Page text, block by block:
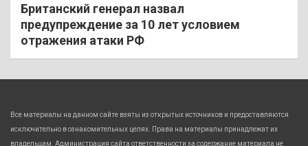
Британский генерал назвал
предупреждение за 10 лет условием
отражения атаки РФ
Все материалы на данном сайте взяты из открытых источников и предоставляются
исключительно в ознакомительных целях. Права на материалы принадлежат их
владельцам. Администрация сайта ответственности за содержание материала не